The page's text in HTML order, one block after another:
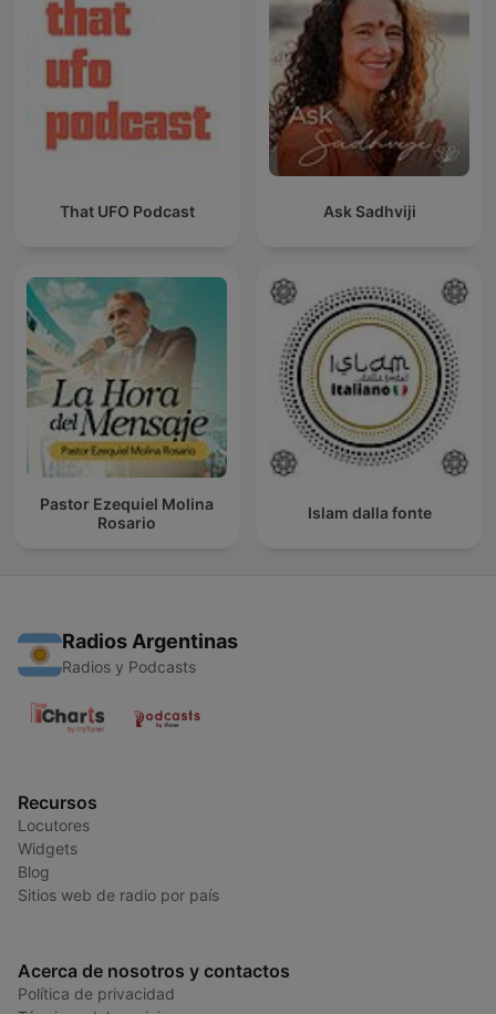
That UFO Podcast Ask Sadhviji
Pastor Ezequiel Molina
Rosario
Islam dalla fonte
Radios Argentinas
Radios y Podcasts
Recursos
Locutores
Widgets
Blog
Sitios web de radio por país
Acerca de nosotros y contactos
Política de privacidad